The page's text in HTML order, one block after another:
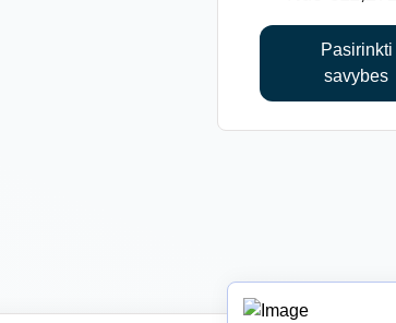
Pasirinkti
savybes
be